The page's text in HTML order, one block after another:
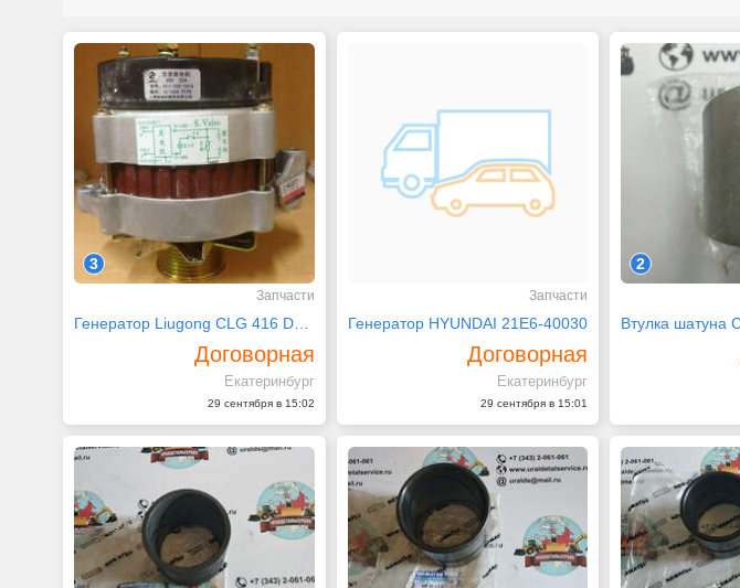
3
Запчасти
Договорная
Екатеринбург
29 сентября в 15:02
Запчасти
Генератор HYUNDAI 21E6-40030
Договорная
Екатеринбург
29 сентября в 15:01
2